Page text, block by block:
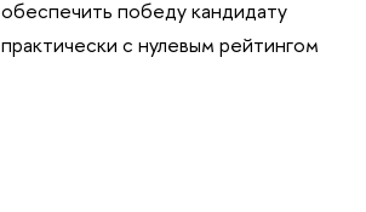
обеспечить победу кандидату
практически с нулевым рейтингом